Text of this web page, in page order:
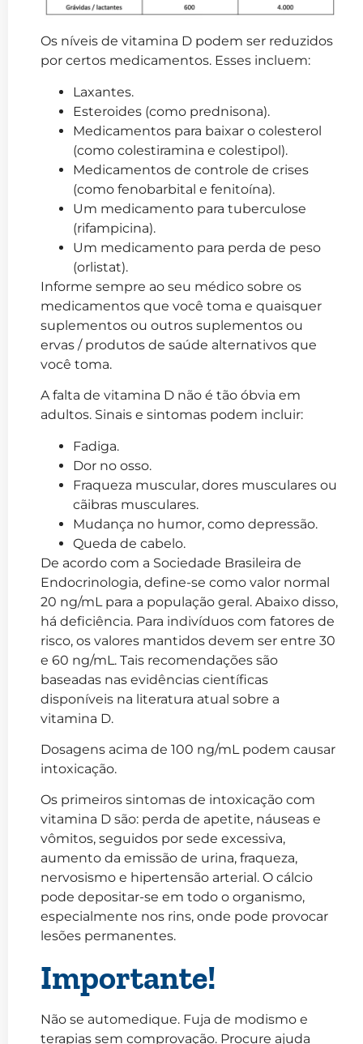
Os níveis de vitamina D podem ser reduzidos
por certos medicamentos. Esses incluem:
Laxantes.
Esteroides (como prednisona).
Medicamentos para baixar o colesterol
(como colestiramina e colestipol).
Medicamentos de controle de crises
(como fenobarbital e fenitoína).
Um medicamento para tuberculose
(rifampicina).
Um medicamento para perda de peso
(orlistat).
Informe sempre ao seu médico sobre os
medicamentos que você toma e quaisquer
suplementos ou outros suplementos ou
ervas / produtos de saúde alternativos que
você toma.
A falta de vitamina D não é tão óbvia em
adultos. Sinais e sintomas podem incluir:
Fadiga.
Dor no osso.
Fraqueza muscular, dores musculares ou
cãibras musculares.
Mudança no humor, como depressão.
Queda de cabelo.
De acordo com a Sociedade Brasileira de
Endocrinologia, define-se como valor normal
20 ng/mL para a população geral. Abaixo disso,
há deficiência. Para indivíduos com fatores de
risco, os valores mantidos devem ser entre 30
e 60 ng/mL. Tais recomendações são
baseadas nas evidências científicas
disponíveis na literatura atual sobre a
vitamina D.
Dosagens acima de 100 ng/mL podem causar
intoxicação.
Os primeiros sintomas de intoxicação com
vitamina D são: perda de apetite, náuseas e
vômitos, seguidos por sede excessiva,
aumento da emissão de urina, fraqueza,
nervosismo e hipertensão arterial. O cálcio
pode depositar-se em todo o organismo,
especialmente nos rins, onde pode provocar
lesões permanentes.
Importante!
Não se automedique. Fuja de modismo e
terapias sem comprovação. Procure ajuda